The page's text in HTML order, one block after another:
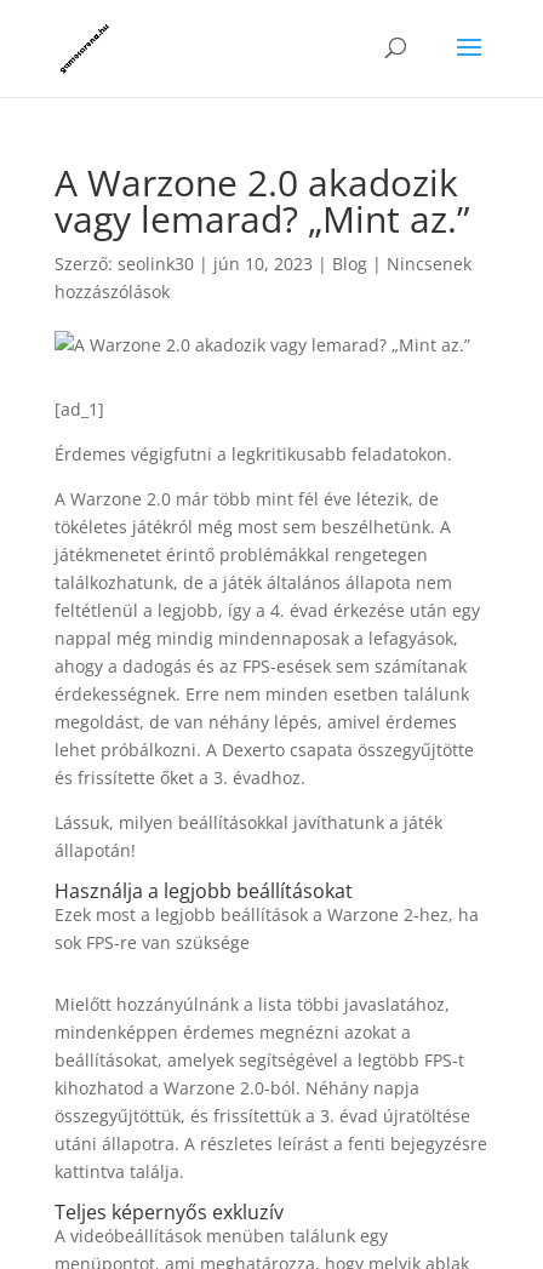
A Warzone 2.0 akadozik
vagy lemarad? „Mint az.”
Szerző: seolink30| jún 10, 2023 | Blog| Nincsenek
hozzászólások
[ad_1]
Érdemes végigfutni a legkritikusabb feladatokon.
A Warzone 2.0 már több mint fél éve létezik, de
tökéletes játékról még most sem beszélhetünk. A
játékmenetet érintő problémákkal rengetegen
találkozhatunk, de a játék általános állapota nem
feltétlenül a legjobb, így a 4. évad érkezése után egy
nappal még mindig mindennaposak a lefagyások,
ahogy a dadogás és az FPS-esések sem számítanak
érdekességnek. Erre nem minden esetben találunk
megoldást, de van néhány lépés, amivel érdemes
lehet próbálkozni. A Dexerto csapata összegyűjtötte
és frissítette őket a 3. évadhoz.
Lássuk, milyen beállításokkal javíthatunk a játék
állapotán!
Használja a legjobb beállításokat
Ezek most a legjobb beállítások a Warzone 2-hez, ha
sok FPS-re van szüksége
Mielőtt hozzányúlnánk a lista többi javaslatához,
mindenképpen érdemes megnézni azokat a
beállításokat, amelyek segítségével a legtöbb FPS-t
kihozhatod a Warzone 2.0-ból. Néhány napja
összegyűjtöttük, és frissítettük a 3. évad újratöltése
utáni állapotra. A részletes leírást a fenti bejegyzésre
kattintva találja.
Teljes képernyős exkluzív
A videóbeállítások menüben találunk egy
menüpontot, ami meghatározza, hogy melyik ablak